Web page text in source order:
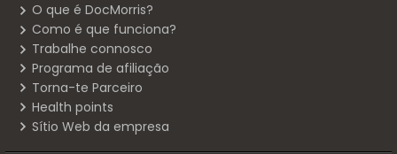
O que é DocMorris?
Como é que funciona?
Trabalhe connosco
Programa de afiliação
Torna-te Parceiro
Health points
Sítio Web da empresa